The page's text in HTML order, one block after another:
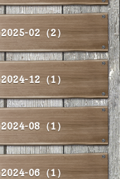
2025-02（2）
2024-12（1）
2024-08（1）
2024-06（1）